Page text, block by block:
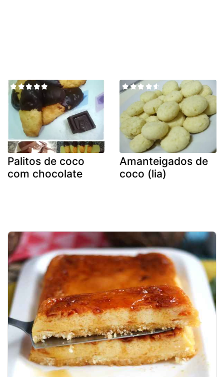
Palitos de coco
com chocolate
Amanteigados de
coco (lia)